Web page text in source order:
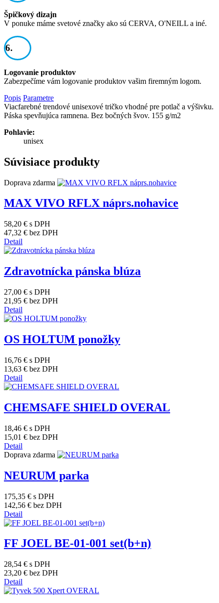
Špičkový dizajn
V ponuke máme svetové značky ako sú CERVA, O'NEILL a iné.
6.
Logovanie produktov
Zabezpečíme vám logovanie produktov vašim firemným logom.
Popis Parametre
Viacfarebné trendové unisexové tričko vhodné pre potlač a výšivku.
Páska spevňujúca ramnena. Bez bočných švov. 155 g/m2
Pohlavie:
unisex
Súvisiace produkty
Doprava zdarma
MAX VIVO RFLX náprs.nohavice
58,20 € s DPH
47,32 € bez DPH
Detail
Zdravotnícka pánska blúza
27,00 € s DPH
21,95 € bez DPH
Detail
OS HOLTUM ponožky
16,76 € s DPH
13,63 € bez DPH
Detail
CHEMSAFE SHIELD OVERAL
18,46 € s DPH
15,01 € bez DPH
Detail
Doprava zdarma
NEURUM parka
175,35 € s DPH
142,56 € bez DPH
Detail
FF JOEL BE-01-001 set(b+n)
28,54 € s DPH
23,20 € bez DPH
Detail